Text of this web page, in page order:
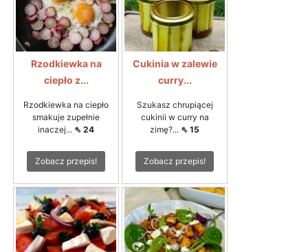
Rzodkiewka na
ciepło z...
Rzodkiewka na ciepło
smakuje zupełnie
inaczej... ⇖ 24
Zobacz przepis!
Cukinia w zalewie
curry...
Szukasz chrupiącej
cukinii w curry na
zimę?... ⇖ 15
Zobacz przepis!